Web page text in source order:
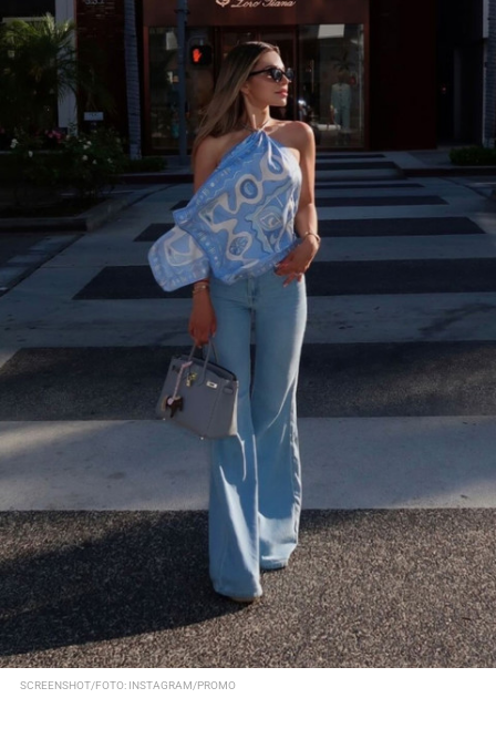
SCREENSHOT/FOTO: INSTAGRAM/PROMO